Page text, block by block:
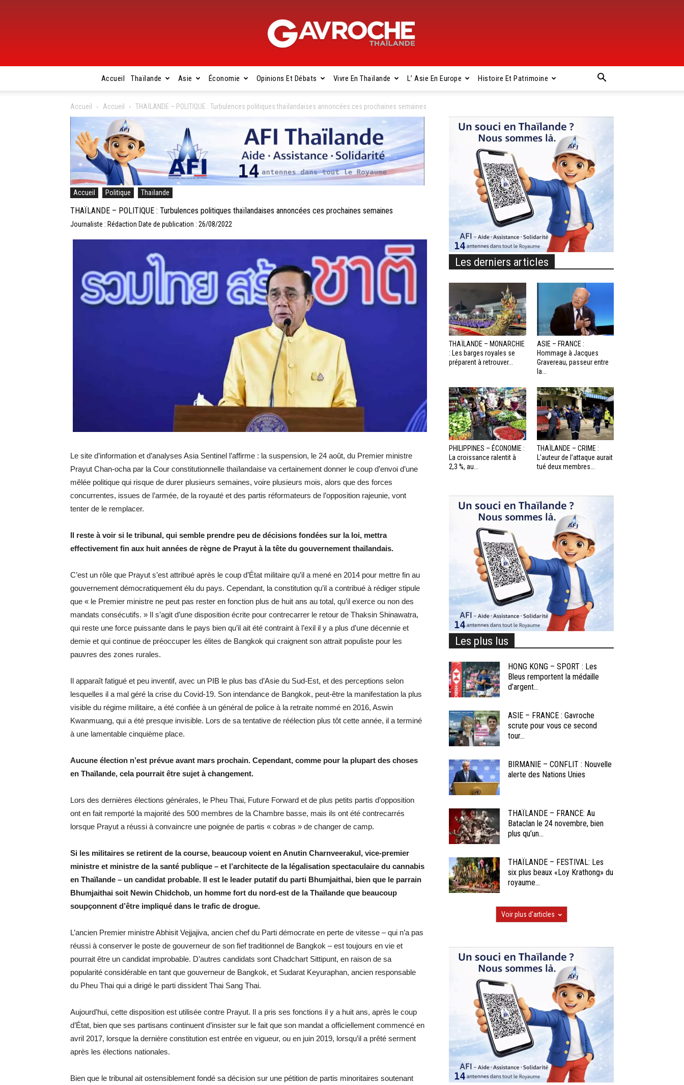
Gavroche
Thaïlande
Accueil Thaïlande Asie Économie Opinions Et Débats Vivre En Thaïlande L’ Asie En Europe Histoire Et Patrimoine
Accueil Accueil THAÏLANDE – POLITIQUE : Turbulences politiques thaïlandaises annoncées ces prochaines semaines
Accueil Politique Thaïlande
THAÏLANDE – POLITIQUE : Turbulences politiques thaïlandaises annoncées ces prochaines semaines
Journaliste : Rédaction Date de publication : 26/08/2022
Le site d’information et d’analyses Asia Sentinel l’affirme : la suspension, le 24 août, du Premier ministre
Prayut Chan-ocha par la Cour constitutionnelle thaïlandaise va certainement donner le coup d’envoi d’une
mêlée politique qui risque de durer plusieurs semaines, voire plusieurs mois, alors que des forces
concurrentes, issues de l’armée, de la royauté et des partis réformateurs de l’opposition rajeunie, vont
tenter de le remplacer.
Il reste à voir si le tribunal, qui semble prendre peu de décisions fondées sur la loi, mettra
effectivement fin aux huit années de règne de Prayut à la tête du gouvernement thaïlandais.
C’est un rôle que Prayut s’est attribué après le coup d’État militaire qu’il a mené en 2014 pour mettre fin au
gouvernement démocratiquement élu du pays. Cependant, la constitution qu’il a contribué à rédiger stipule
que « le Premier ministre ne peut pas rester en fonction plus de huit ans au total, qu’il exerce ou non des
mandats consécutifs. » Il s’agit d’une disposition écrite pour contrecarrer le retour de Thaksin Shinawatra,
qui reste une force puissante dans le pays bien qu’il ait été contraint à l’exil il y a plus d’une décennie et
demie et qui continue de préoccuper les élites de Bangkok qui craignent son attrait populiste pour les
pauvres des zones rurales.
Il apparaît fatigué et peu inventif, avec un PIB le plus bas d’Asie du Sud-Est, et des perceptions selon
lesquelles il a mal géré la crise du Covid-19. Son intendance de Bangkok, peut-être la manifestation la plus
visible du régime militaire, a été confiée à un général de police à la retraite nommé en 2016, Aswin
Kwanmuang, qui a été presque invisible. Lors de sa tentative de réélection plus tôt cette année, il a terminé
à une lamentable cinquième place.
Aucune élection n’est prévue avant mars prochain. Cependant, comme pour la plupart des choses
en Thaïlande, cela pourrait être sujet à changement.
Lors des dernières élections générales, le Pheu Thai, Future Forward et de plus petits partis d’opposition
ont en fait remporté la majorité des 500 membres de la Chambre basse, mais ils ont été contrecarrés
lorsque Prayut a réussi à convaincre une poignée de partis « cobras » de changer de camp.
Si les militaires se retirent de la course, beaucoup voient en Anutin Charnveerakul, vice-premier
ministre et ministre de la santé publique – et l’architecte de la légalisation spectaculaire du cannabis
en Thaïlande – un candidat probable. Il est le leader putatif du parti Bhumjaithai, bien que le parrain
Bhumjaithai soit Newin Chidchob, un homme fort du nord-est de la Thaïlande que beaucoup
soupçonnent d’être impliqué dans le trafic de drogue.
L’ancien Premier ministre Abhisit Vejjajiva, ancien chef du Parti démocrate en perte de vitesse – qui n’a pas
réussi à conserver le poste de gouverneur de son fief traditionnel de Bangkok – est toujours en vie et
pourrait être un candidat improbable. D’autres candidats sont Chadchart Sittipunt, en raison de sa
popularité considérable en tant que gouverneur de Bangkok, et Sudarat Keyuraphan, ancien responsable
du Pheu Thai qui a dirigé le parti dissident Thai Sang Thai.
Aujourd’hui, cette disposition est utilisée contre Prayut. Il a pris ses fonctions il y a huit ans, après le coup
d’État, bien que ses partisans continuent d’insister sur le fait que son mandat a officiellement commencé en
avril 2017, lorsque la dernière constitution est entrée en vigueur, ou en juin 2019, lorsqu’il a prêté serment
après les élections nationales.
Bien que le tribunal ait ostensiblement fondé sa décision sur une pétition de partis minoritaires soutenant
Les derniers articles
THAÏLANDE – MONARCHIE
: Les barges royales se
préparent à retrouver...
ASIE – FRANCE :
Hommage à Jacques
Gravereau, passeur entre
la...
PHILIPPINES – ÉCONOMIE :
La croissance ralentit à
2,3 %, au...
THAÏLANDE – CRIME :
L’auteur de l’attaque aurait
tué deux membres...
Les plus lus
HONG KONG – SPORT : Les
Bleus remportent la médaille
d’argent...
ASIE – FRANCE : Gavroche
scrute pour vous ce second
tour...
BIRMANIE – CONFLIT : Nouvelle
alerte des Nations Unies
THAÏLANDE – FRANCE: Au
Bataclan le 24 novembre, bien
plus qu’un...
THAÏLANDE – FESTIVAL: Les
six plus beaux «Loy Krathong» du
royaume...
Voir plus d'articles